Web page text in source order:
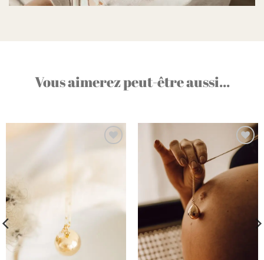
Vous aimerez peut-être aussi...
Ajouter
à la liste
d’envies